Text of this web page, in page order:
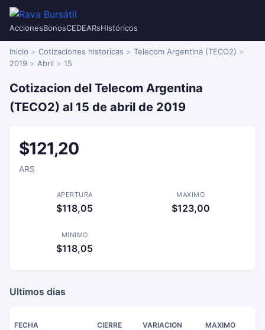
AccionesBonosCEDEARsHistóricos
Inicio Cotizaciones historicas
Telecom Argentina (TECO2)
2019
Abril 15
Cotizacion del Telecom Argentina
(TECO2) al 15 de abril de 2019
$121,20
ARS
APERTURA
$118,05
MAXIMO
$123,00
MINIMO
$118,05
Ultimos dias
FECHA CIERRE VARIACION MAXIMO